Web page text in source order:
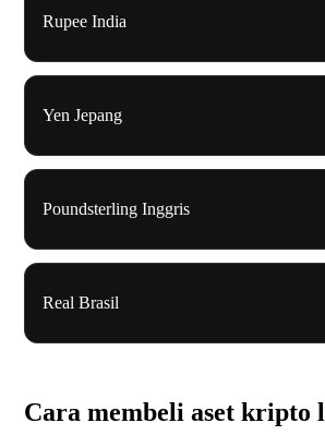
Rupee India
Yen Jepang
Poundsterling Inggris
Real Brasil
Cara membeli aset kripto